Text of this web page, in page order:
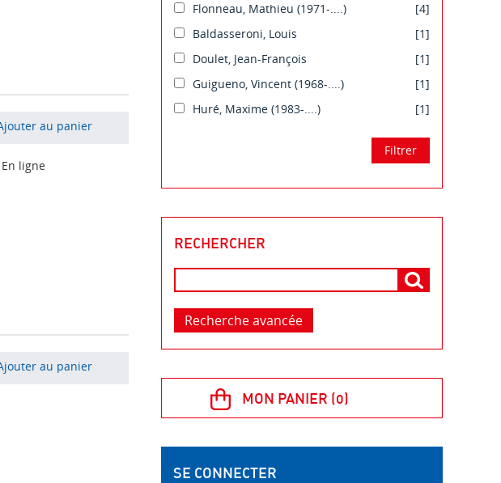
au panier
En ligne
au panier
Flonneau, Mathieu (1971-....)
[4]
Baldasseroni, Louis
[1]
Doulet, Jean-François
[1]
Guigueno, Vincent (1968-....)
[1]
Huré, Maxime (1983-....)
[1]
RECHERCHER
Recherche avancée
SE CONNECTER